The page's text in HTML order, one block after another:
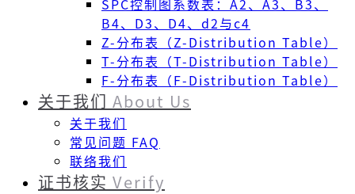
SPC控制图系数表：A2、A3、B3、
B4、D3、D4、d2与c4
Z-分布表（Z-Distribution Table）
T-分布表（T-Distribution Table）
F-分布表（F-Distribution Table）
关于我们 About Us
关于我们
常见问题 FAQ
联络我们
证书核实 Verify